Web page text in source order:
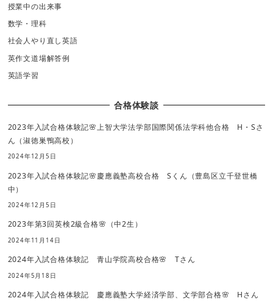
授業中の出来事
数学・理科
社会人やり直し英語
英作文道場解答例
英語学習
合格体験談
2023年入試合格体験記🌸上智大学法学部国際関係法学科他合格 H・Sさ
ん（淑徳巣鴨高校）
2024年12月5日
2023年入試合格体験記🌸慶應義塾高校合格 Sくん（豊島区立千登世橋
中）
2024年12月5日
2023年第3回英検2級合格🌸（中2生）
2024年11月14日
2024年入試合格体験記 青山学院高校合格🌸 Tさん
2024年5月18日
2024年入試合格体験記 慶應義塾大学経済学部、文学部合格🌸 Hさん